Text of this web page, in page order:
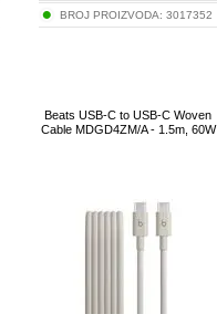
BROJ PROIZVODA:3017352
Beats USB-C to USB-C Woven
Cable MDGD4ZM/A - 1.5m, 60W